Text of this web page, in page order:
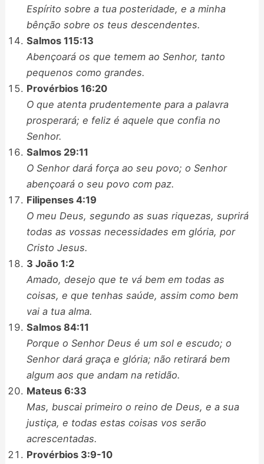
Espírito sobre a tua posteridade, e a minha
bênção sobre os teus descendentes.
Salmos 115:13
Abençoará os que temem ao Senhor, tanto
pequenos como grandes.
Provérbios 16:20
O que atenta prudentemente para a palavra
prosperará; e feliz é aquele que confia no
Senhor.
Salmos 29:11
O Senhor dará força ao seu povo; o Senhor
abençoará o seu povo com paz.
Filipenses 4:19
O meu Deus, segundo as suas riquezas, suprirá
todas as vossas necessidades em glória, por
Cristo Jesus.
3 João 1:2
Amado, desejo que te vá bem em todas as
coisas, e que tenhas saúde, assim como bem
vai a tua alma.
Salmos 84:11
Porque o Senhor Deus é um sol e escudo; o
Senhor dará graça e glória; não retirará bem
algum aos que andam na retidão.
Mateus 6:33
Mas, buscai primeiro o reino de Deus, e a sua
justiça, e todas estas coisas vos serão
acrescentadas.
Provérbios 3:9-10